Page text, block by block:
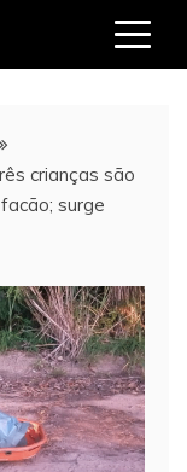
crianças são
surge